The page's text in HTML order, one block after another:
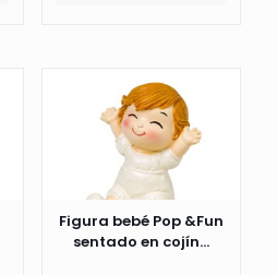
Figura bebé Pop &Fun
sentado en cojín...